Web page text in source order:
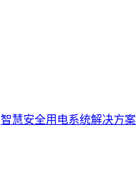
智慧安全用电系统解决方案